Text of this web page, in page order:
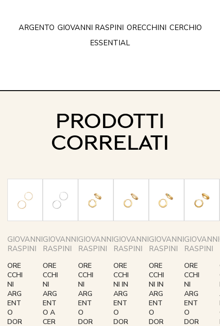
ARGENTO GIOVANNI RASPINI ORECCHINI CERCHIO
ESSENTIAL
PRODOTTI
CORRELATI
GIOVANNI
RASPINI
ORE
CCHI
NI
ARG
ENT
O
DOR
GIOVANNI
RASPINI
ORE
CCHI
NI
ARG
ENT
O A
CER
GIOVANNI
RASPINI
ORE
CCHI
NI
ARG
ENT
O
DOR
GIOVANNI
RASPINI
ORE
CCHI
NI IN
ARG
ENT
O
DOR
GIOVANNI
RASPINI
ORE
CCHI
NI IN
ARG
ENT
O
DOR
GIOVANNI
RASPINI
ORE
CCHI
NI
ARG
ENT
O
DOR